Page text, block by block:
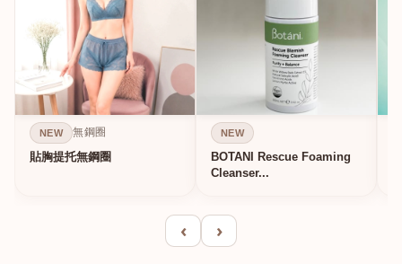
NEW 無鋼圈
貼胸提托無鋼圈
NEW
BOTANI Rescue Foaming
Cleanser...
‹ ›